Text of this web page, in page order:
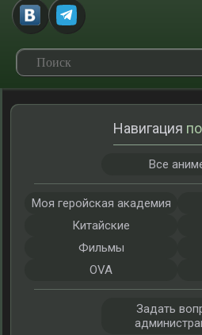
Навигация
Все
Моя геройская академия
Китайские
Фильмы
OVA
Задать